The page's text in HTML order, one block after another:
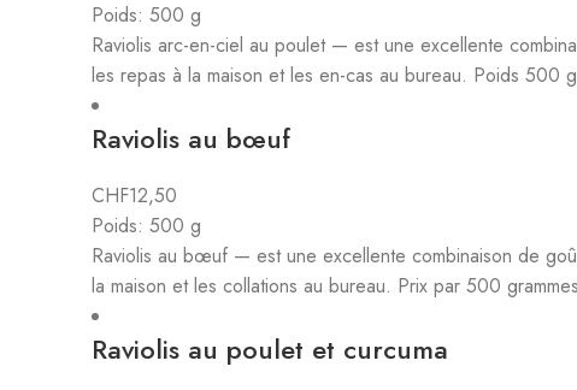
Poids: 500 g
Raviolis arc-en-ciel au poulet — est une excellente
les repas à la maison et les en-cas au bureau. Poids 500
Raviolis au bœuf
CHF12,50
Poids: 500 g
Raviolis au bœuf — est une excellente combinaison de
la maison et les collations au bureau. Prix par 500
Raviolis au poulet et curcuma